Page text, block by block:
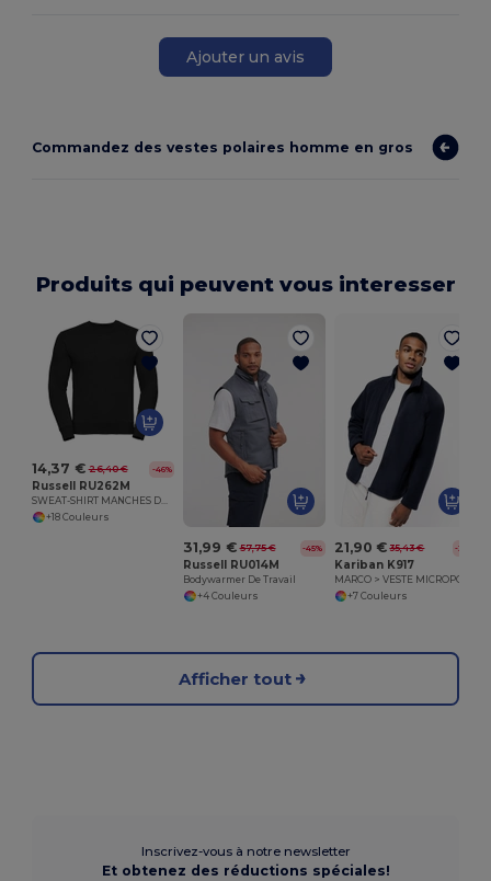
Ajouter un avis
Commandez des vestes polaires homme en gros
Produits qui peuvent vous interesser
14,37 € 26,40 € -46%
Russell RU262M
SWEAT-SHIRT MANCHES DROITES
+18 Couleurs
31,99 € 57,75 € -45%
Russell RU014M
Bodywarmer De Travail
+4 Couleurs
21,90 € 35,43 € -38%
Kariban K917
+7 Couleurs
Afficher tout
Inscrivez-vous à notre newsletter
Et obtenez des réductions spéciales!